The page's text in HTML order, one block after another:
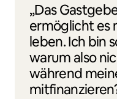
„Das
ermöglicht es
leben. Ich bin
warum also
während